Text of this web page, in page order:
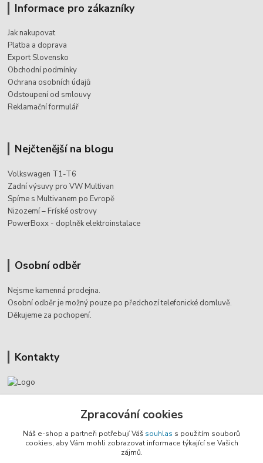
Informace pro zákazníky
Jak nakupovat
Platba a doprava
Export Slovensko
Obchodní podmínky
Ochrana osobních údajů
Odstoupení od smlouvy
Reklamační formulář
Nejčtenější na blogu
Volkswagen T1-T6
Zadní výsuvy pro VW Multivan
Spíme s Multivanem po Evropě
Nizozemí – Fríské ostrovy
PowerBoxx - doplněk elektroinstalace
Osobní odběr
Nejsme kamenná prodejna.
Osobní odběr je možný pouze po předchozí telefonické domluvě.
Děkujeme za pochopení.
Kontakty
+420 602 455 633
info@multivan-shop.cz
Zpracování cookies
Náš e-shop a partneři potřebují Váš souhlas s použitím souborů
cookies, aby Vám mohli zobrazovat informace týkající se Vašich
zájmů.